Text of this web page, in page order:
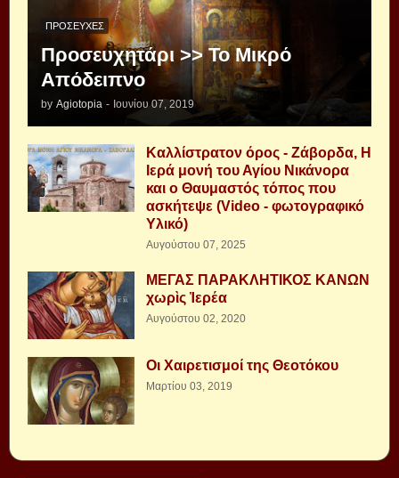
ΠΡΟΣΕΥΧΈΣ
Προσευχητάρι >> Το Μικρό
Απόδειπνο
by Agiotopia - Ιουνίου 07, 2019
Καλλίστρατον όρος - Ζάβορδα, Η
Ιερά μονή του Αγίου Νικάνορα
και ο Θαυμαστός τόπος που
ασκήτεψε (Video - φωτογραφικό
Υλικό)
Αυγούστου 07, 2025
ΜΕΓΑΣ ΠΑΡΑΚΛΗΤΙΚΟΣ ΚΑΝΩΝ
χωρὶς Ἱερέα
Αυγούστου 02, 2020
Οι Χαιρετισμοί της Θεοτόκου
Μαρτίου 03, 2019